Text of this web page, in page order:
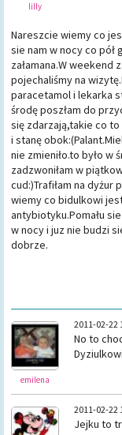
lilly
Nareszcie wiemy co
sie nam w nocy co pół
załamana.W weekend
pojechaliśmy na
paracetamol i lekarka
środę poszłam do
się zdarzają,takie co to
i stanę
nie zmieniło.to było w
zadzwoniłam w
cud:)Trafiłam na dyżur
wiemy co bidulkowi
antybiotyku.Pomału
w nocy i juz nie budzi
dobrze.
emilena
2011-02-22
No to
2011-02-22
Jejku to